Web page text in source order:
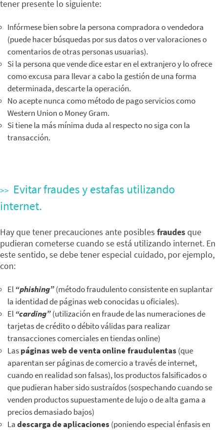
tener presente lo siguiente:
Infórmese bien sobre la persona compradora o vendedora
(puede hacer búsquedas por sus datos o ver valoraciones o
comentarios de otras personas usuarias).
Si la persona que vende dice estar en el extranjero y lo ofrece
como excusa para llevar a cabo la gestión de una forma
determinada, descarte la operación.
No acepte nunca como método de pago servicios como
Western Union o Money Gram.
Si tiene la más mínima duda al respecto no siga con la
transacción.
Evitar fraudes y estafas utilizando
internet.
Hay que tener precauciones ante posibles fraudesque
pudieran cometerse cuando se está utilizando internet. En
este sentido, se debe tener especial cuidado, por ejemplo,
con:
El“phishing”(método fraudulento consistente en suplantar
la identidad de páginas web conocidas u oficiales).
El“carding”(utilización en fraude de las numeraciones de
tarjetas de crédito o débito válidas para realizar
transacciones comerciales en tiendas online)
Laspáginas web de venta online fraudulentas (que
aparentan ser páginas de comercio a través de internet,
cuando en realidad son falsas), los productos falsificados o
que pudieran haber sido sustraídos (sospechando cuando se
venden productos supuestamente de lujo o de alta gama a
precios demasiado bajos)
Ladescarga de aplicaciones (poniendo especial énfasis en